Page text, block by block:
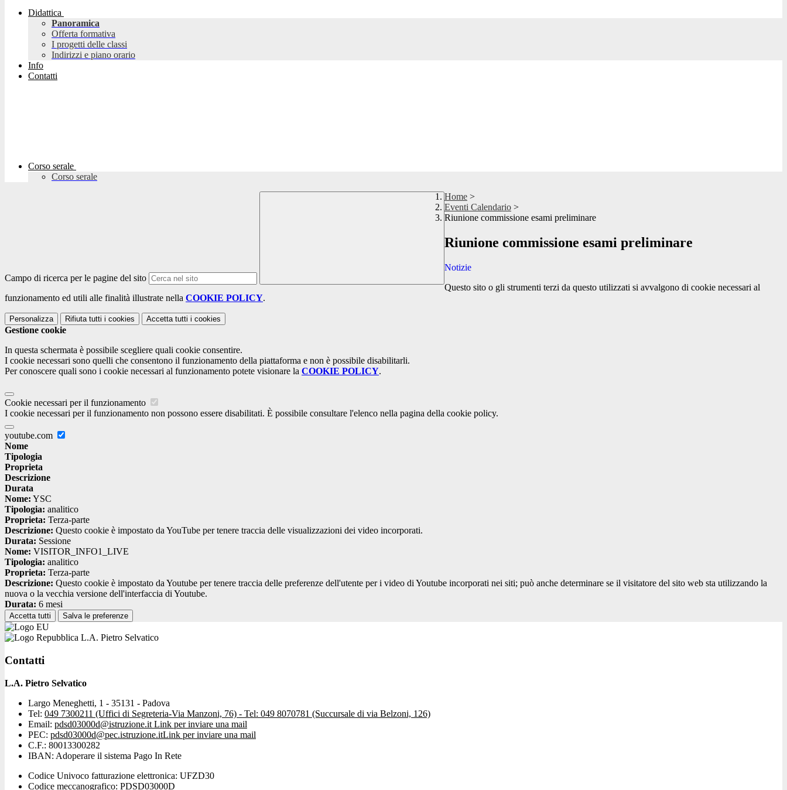
Didattica
Panoramica
Offerta formativa
I progetti delle classi
Indirizzi e piano orario
Info
Contatti
Corso serale
Corso serale
Campo di ricerca per le pagine del sito
Home >
Eventi Calendario >
Riunione commissione esami preliminare
Riunione commissione esami preliminare
Notizie
Questo sito o gli strumenti terzi da questo utilizzati si avvalgono di cookie necessari al
funzionamento ed utili alle finalità illustrate nella COOKIE POLICY.
Personalizza Rifiuta tutti i cookies Accetta tutti i cookies
Gestione cookie
In questa schermata è possibile scegliere quali cookie consentire.
I cookie necessari sono quelli che consentono il funzionamento della piattaforma e non è possibile disabilitarli.
Per conoscere quali sono i cookie necessari al funzionamento potete visionare la COOKIE POLICY.
Cookie necessari per il funzionamento
I cookie necessari per il funzionamento non possono essere disabilitati. È possibile consultare l'elenco nella pagina della cookie policy.
youtube.com
Nome
Tipologia
Proprieta
Descrizione
Durata
Nome: YSC
Tipologia: analitico
Proprieta: Terza-parte
Descrizione: Questo cookie è impostato da YouTube per tenere traccia delle visualizzazioni dei video incorporati.
Durata: Sessione
Nome: VISITOR_INFO1_LIVE
Tipologia: analitico
Proprieta: Terza-parte
Descrizione: Questo cookie è impostato da Youtube per tenere traccia delle preferenze dell'utente per i video di Youtube incorporati nei siti; può anche determinare se il visitatore del sito web sta utilizzando la
nuova o la vecchia versione dell'interfaccia di Youtube.
Durata: 6 mesi
Accetta tutti Salva le preferenze
L.A. Pietro Selvatico
Contatti
L.A. Pietro Selvatico
Largo Meneghetti, 1 - 35131 - Padova
Tel: 049 7300211 (Uffici di Segreteria-Via Manzoni, 76) - Tel: 049 8070781 (Succursale di via Belzoni, 126)
Email: pdsd03000d@istruzione.it Link per inviare una mail
PEC: pdsd03000d@pec.istruzione.itLink per inviare una mail
C.F.: 80013300282
IBAN: Adoperare il sistema Pago In Rete
Codice Univoco fatturazione elettronica: UFZD30
Codice meccanografico: PDSD03000D